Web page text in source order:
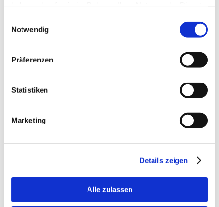
Notwendig
Präferenzen
Statistiken
Marketing
Details zeigen
Alle zulassen
Katzenzubehör
Alle Artikel zu Pferd
Pferdefutter
Pferdeleckerlis
Kaninchen
Meerschweinchen
Ergänzungsfutter
Einstreu, Stroh & Heu